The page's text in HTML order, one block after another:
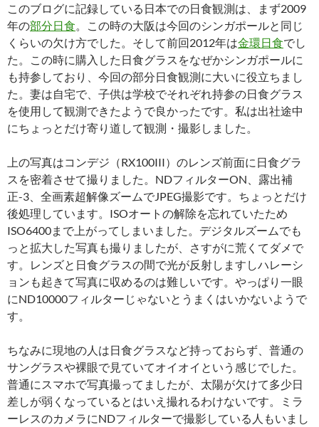
このブログに記録している日本での日食観測は、まず2009
年の部分日食 。この時の大阪は今回のシンガポールと同じ
くらいの欠け方でした。そして前回2012年は金環日食でし
た。この時に購入した日食グラスをなぜかシンガポールに
も持参しており、今回の部分日食観測に大いに役立ちまし
た。妻は自宅で、子供は学校でそれぞれ持参の日食グラス
を使用して観測できたようで良かったです。私は出社途中
にちょっとだけ寄り道して観測・撮影しました。
上の写真はコンデジ（RX100III）のレンズ前面に日食グラ
スを密着させて撮りました。NDフィルターON、露出補
正-3、全画素超解像ズームでJPEG撮影です。ちょっとだけ
後処理しています。ISOオートの解除を忘れていたため
ISO6400まで上がってしまいました。デジタルズームでも
っと拡大した写真も撮りましたが、さすがに荒くてダメで
す。レンズと日食グラスの間で光が反射しますしハレーシ
ョンも起きて写真に収めるのは難しいです。やっぱり一眼
にND10000フィルターじゃないとうまくはいかないようで
す。
ちなみに現地の人は日食グラスなど持っておらず、普通の
サングラスや裸眼で見ていてオイオイという感じでした。
普通にスマホで写真撮ってましたが、太陽が欠けて多少日
差しが弱くなっているとはいえ撮れるわけないです。ミラ
ーレスのカメラにNDフィルターで撮影している人もいまし